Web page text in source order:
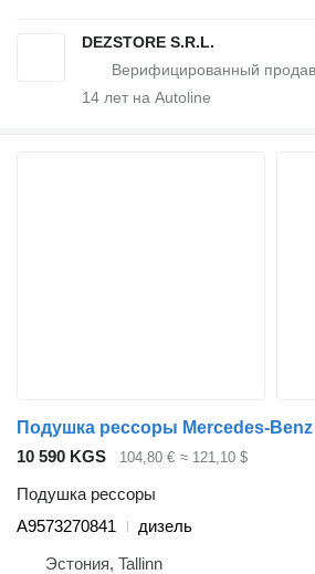
DEZSTORE S.R.L.
14 лет на Autoline
10 590 KGS 104,80 € ≈ 121,10 $
Подушка рессоры
A9573270841
дизель
Эстония, Tallinn